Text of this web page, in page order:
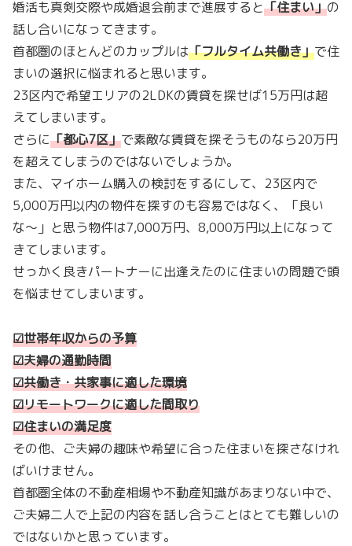
婚活も真剣交際や成婚退会前まで進展すると「住まい」の
話し合いになってきます。
首都圏のほとんどのカップルは「フルタイム共働き」で住
まいの選択に悩まれると思います。
23区内で希望エリアの2LDKの賃貸を探せば15万円は超
えてしまいます。
さらに「都心7区」で素敵な賃貸を探そうものなら20万円
を超えてしまうのではないでしょうか。
また、マイホーム購入の検討をするにして、23区内で
5,000万円以内の物件を探すのも容易ではなく、「良い
な〜」と思う物件は7,000万円、8,000万円以上になって
きてしまいます。
せっかく良きパートナーに出逢えたのに住まいの問題で頭
を悩ませてしまいます。
☑世帯年収からの予算
☑夫婦の通勤時間
☑共働き・共家事に適した環境
☑リモートワークに適した間取り
☑住まいの満足度
その他、ご夫婦の趣味や希望に合った住まいを探さなけれ
ばいけません。
首都圏全体の不動産相場や不動産知識があまりない中で、
ご夫婦二人で上記の内容を話し合うことはとても難しいの
ではないかと思っています。